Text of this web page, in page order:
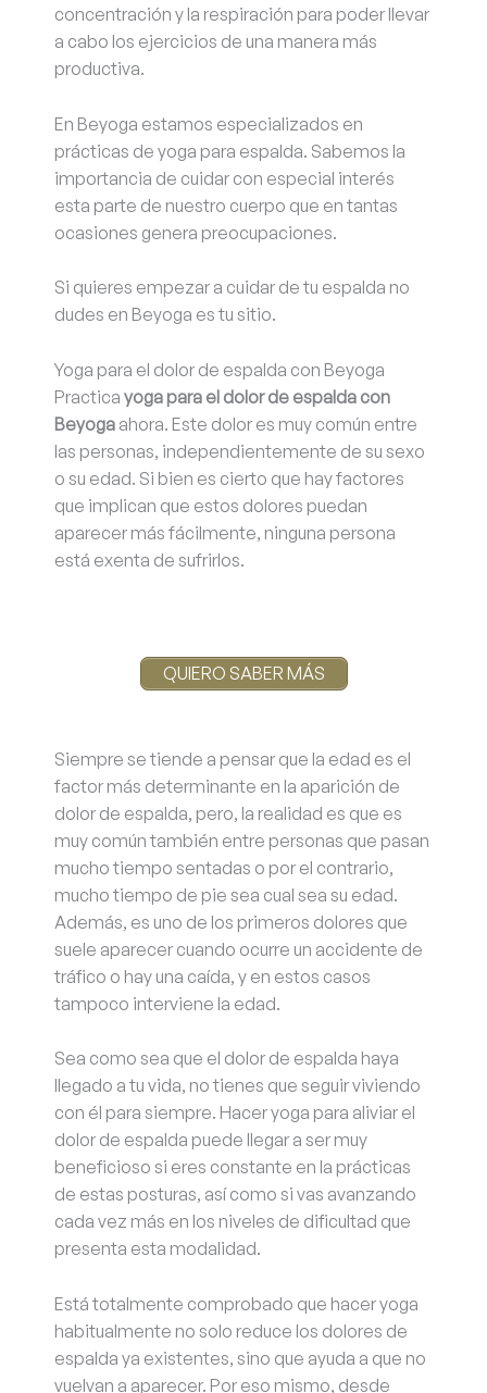
concentración y la respiración para poder llevar
a cabo los ejercicios de una manera más
productiva.
En Beyoga estamos especializados en
prácticas de yoga para espalda. Sabemos la
importancia de cuidar con especial interés
esta parte de nuestro cuerpo que en tantas
ocasiones genera preocupaciones.
Si quieres empezar a cuidar de tu espalda no
dudes en Beyoga es tu sitio.
Yoga para el dolor de espalda con Beyoga
Practica yoga para el dolor de espalda con
Beyoga ahora. Este dolor es muy común entre
las personas, independientemente de su sexo
o su edad. Si bien es cierto que hay factores
que implican que estos dolores puedan
aparecer más fácilmente, ninguna persona
está exenta de sufrirlos.
QUIERO SABER MÁS
Siempre se tiende a pensar que la edad es el
factor más determinante en la aparición de
dolor de espalda, pero, la realidad es que es
muy común también entre personas que pasan
mucho tiempo sentadas o por el contrario,
mucho tiempo de pie sea cual sea su edad.
Además, es uno de los primeros dolores que
suele aparecer cuando ocurre un accidente de
tráfico o hay una caída, y en estos casos
tampoco interviene la edad.
Sea como sea que el dolor de espalda haya
llegado a tu vida, no tienes que seguir viviendo
con él para siempre. Hacer yoga para aliviar el
dolor de espalda puede llegar a ser muy
beneficioso si eres constante en la prácticas
de estas posturas, así como si vas avanzando
cada vez más en los niveles de dificultad que
presenta esta modalidad.
Está totalmente comprobado que hacer yoga
habitualmente no solo reduce los dolores de
espalda ya existentes, sino que ayuda a que no
vuelvan a aparecer. Por eso mismo, desde